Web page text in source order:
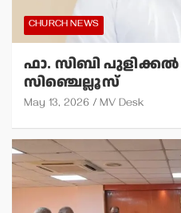
CHURCH NEWS
ഫാ. സിബി
സിഞ്ചെല്ലൂസ്
May 13, 2026 MV Desk